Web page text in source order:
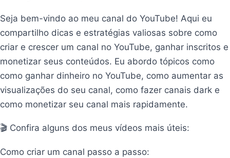
Seja bem-vindo ao meu canal do YouTube! Aqui eu
compartilho dicas e estratégias valiosas sobre como
criar e crescer um canal no YouTube, ganhar inscritos e
monetizar seus conteúdos. Eu abordo tópicos como
como ganhar dinheiro no YouTube, como aumentar as
visualizações do seu canal, como fazer canais dark e
como monetizar seu canal mais rapidamente.
🎬 Confira alguns dos meus vídeos mais úteis:
Como criar um canal passo a passo: